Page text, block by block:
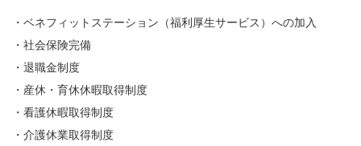
・ベネフィットステーション（福利厚生サービス）への加入
・社会保険完備
・退職金制度
・産休・育休休暇取得制度
・看護休暇取得制度
・介護休業取得制度